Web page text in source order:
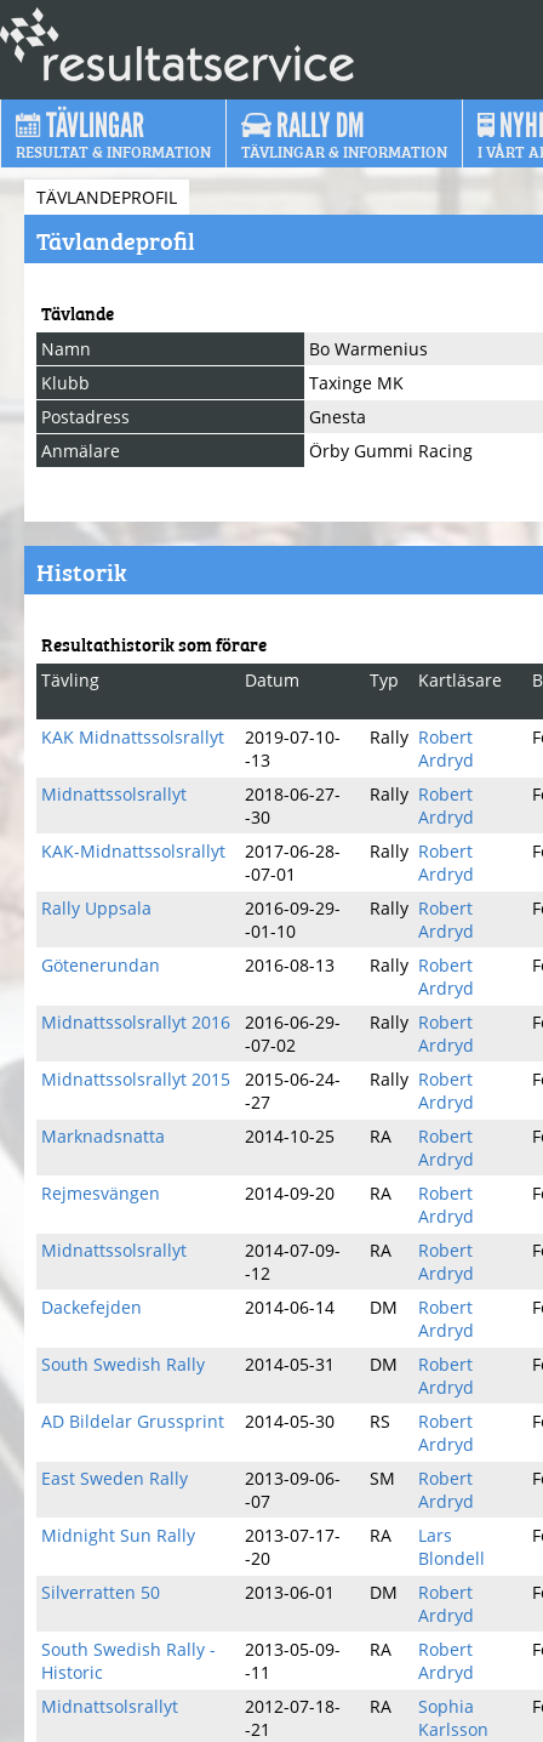
TÄVLINGAR
RESULTAT & INFORMATION
RALLY DM
TÄVLINGAR & INFORMATION I VÅRT
TÄVLANDEPROFIL
Tävlandeprofil
Tävlande
Namn
Bo Warmenius
Klubb
Taxinge MK
Postadress
Gnesta
Anmälare
Örby Gummi Racing
Historik
Resultathistorik som förare
Tävling Datum Typ Kartläsare
KAK Midnattssolsrallyt
2019-07-10-
-13
Rally Robert
Ardryd
Midnattssolsrallyt
2018-06-27-
-30
Rally Robert
Ardryd
KAK-Midnattssolsrallyt
2017-06-28-
-07-01
Rally Robert
Ardryd
Rally Uppsala
2016-09-29-
-01-10
Rally Robert
Ardryd
Götenerundan 2016-08-13 Rally Robert
Ardryd
Midnattssolsrallyt 2016
2016-06-29-
-07-02
Rally Robert
Ardryd
Midnattssolsrallyt 2015
2015-06-24-
-27
Rally Robert
Ardryd
Marknadsnatta 2014-10-25 RA
Robert
Ardryd
Rejmesvängen 2014-09-20 RA
Robert
Ardryd
Midnattssolsrallyt
2014-07-09-
-12
RA
Robert
Ardryd
Dackefejden 2014-06-14 DM
Robert
Ardryd
South Swedish Rally 2014-05-31 DM
Robert
Ardryd
AD Bildelar Grussprint 2014-05-30 RS
Robert
Ardryd
East Sweden Rally
2013-09-06-
-07
SM
Robert
Ardryd
Midnight Sun Rally
2013-07-17-
-20
RA
Lars
Blondell
Silverratten 50 2013-06-01 DM
Robert
Ardryd
South Swedish Rally -
Historic
2013-05-09-
-11
RA
Robert
Ardryd
Midnattsolsrallyt
2012-07-18-
-21
RA
Sophia
Karlsson